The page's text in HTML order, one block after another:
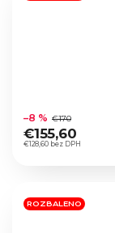
hodnotenie
produktu
je
hviezdičiek.
€128,60 bez DPH
–8 % €170
€155,60
ROZBALENO